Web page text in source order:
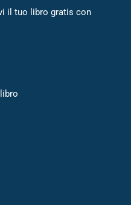
il tuo libro gratis con